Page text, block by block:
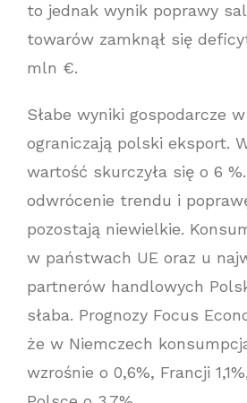
to jednak wynik poprawy
towarów zamknął się
mln €.
Słabe wyniki gospodarcze
ograniczają polski eksport.
wartość skurczyła się o 6
odwrócenie trendu i
pozostają niewielkie.
w państwach UE oraz u
partnerów handlowych
słaba. Prognozy Focus
że w Niemczech
wzrośnie o 0,6%, Francji